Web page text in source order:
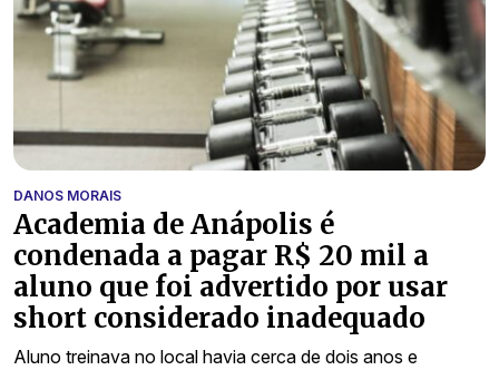
DANOS MORAIS
Academia de Anápolis é
condenada a pagar R$ 20 mil a
aluno que foi advertido por usar
short considerado inadequado
Aluno treinava no local havia cerca de dois anos e